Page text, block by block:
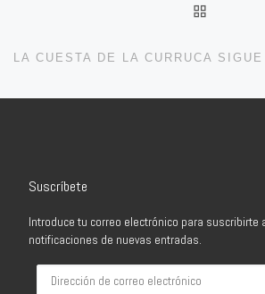
Suscríbete
Introduce tu correo electrónico para suscribirte
notificaciones de nuevas entradas.